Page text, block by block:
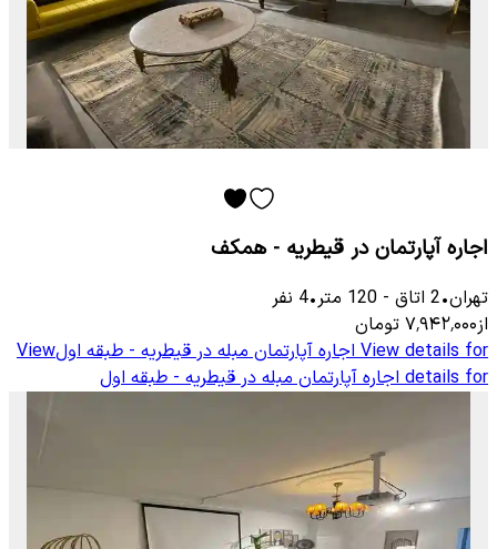
اجاره آپارتمان در قیطریه - همکف
تهران•
2 اتاق -
120 متر•
4 نفر
از۷٬۹۴۲٬۰۰۰ تومان
View details for اجاره آپارتمان مبله در قیطریه - طبقه اولView
details for اجاره آپارتمان مبله در قیطریه - طبقه اول